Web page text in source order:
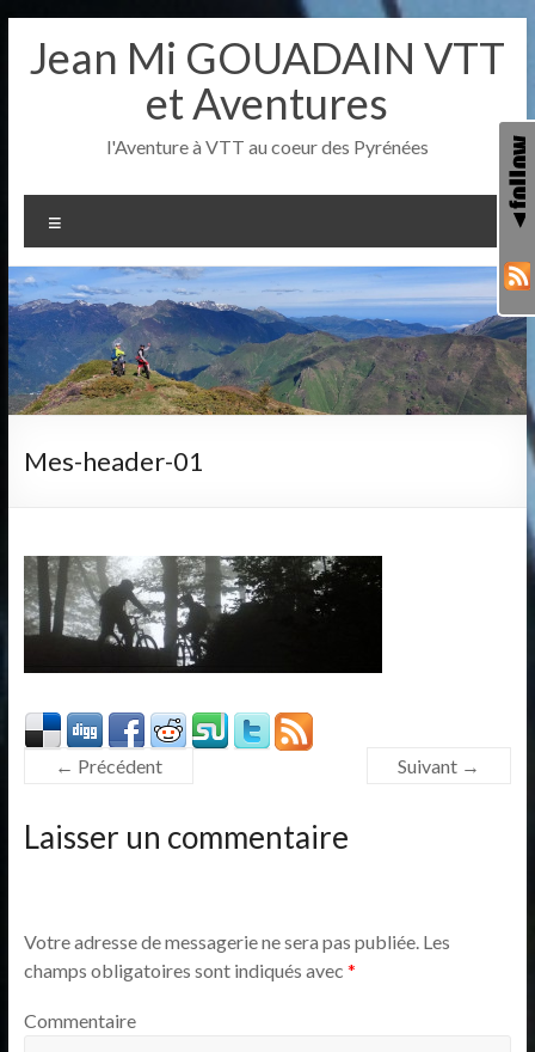
contenu
Jean Mi GOUADAIN VTT
et Aventures
l'Aventure à VTT au coeur des Pyrénées
Mes-header-01
← Précédent Suivant →
Laisser un commentaire
Votre adresse de messagerie ne sera pas publiée.Les
champs obligatoires sont indiqués avec *
Commentaire